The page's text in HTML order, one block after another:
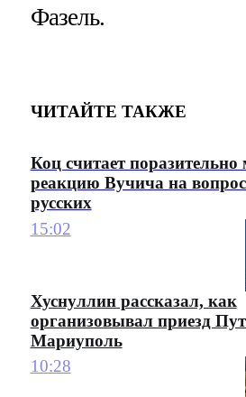
Фазель.
ЧИТАЙТЕ ТАКЖЕ
Коц считает поразительно
реакцию Вучича на вопрос
русских
15:02
Хуснуллин рассказал, как
организовывал приезд
Мариуполь
10:28